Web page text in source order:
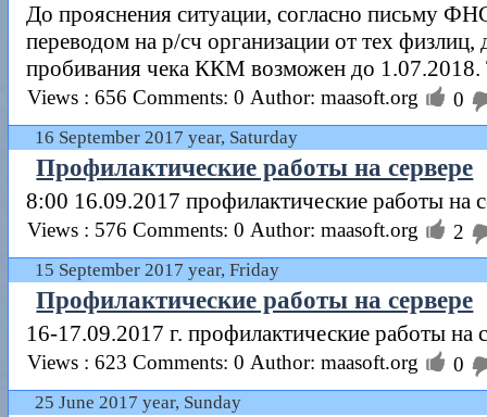
До прояснения ситуации, согласно письму
переводом на р/сч организации от тех
пробивания чека ККМ возможен до
Views : 656 Comments: 0 Author: maasoft.org  0
16 September 2017 year, Saturday
Профилактические работы на сервере
8:00 16.09.2017 профилактические работы на
Views : 576 Comments: 0 Author: maasoft.org  2
15 September 2017 year, Friday
Профилактические работы на сервере
16-17.09.2017 г. профилактические работы на
Views : 623 Comments: 0 Author: maasoft.org  0
25 June 2017 year, Sunday